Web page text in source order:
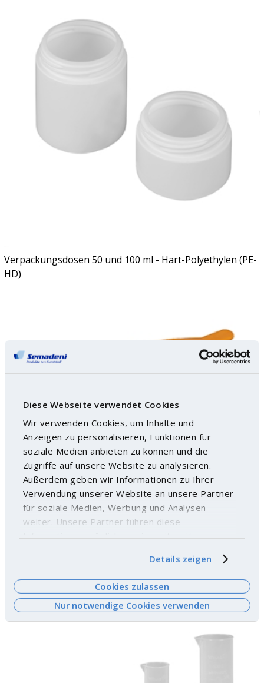
Diese Webseite verwendet Cookies
Wir verwenden Cookies, um Inhalte und
Anzeigen zu personalisieren, Funktionen für
soziale Medien anbieten zu können und die
Zugriffe auf unsere Website zu analysieren.
Außerdem geben wir Informationen zu Ihrer
Verwendung unserer Website an unsere Partner
für soziale Medien, Werbung und Analysen
weiter. Unsere Partner führen diese
Informationen möglicherweise mit weiteren
haben oder die sie im Rahmen Ihrer Nutzung der
Dienste gesammelt haben. Weitere
Informationen finden Siehier.
Details zeigen
Cookies zulassen
Nur notwendige Cookies verwenden
Verpackungsdosen 50 und 100 ml - Hart-Polyethylen (PE-
HD)